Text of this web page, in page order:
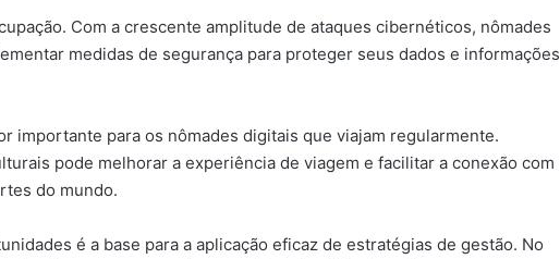
Com a crescente amplitude de ataques cibernéticos, nômades
medidas de segurança para proteger seus dados e informações
importante para os nômades digitais que viajam regularmente.
pode melhorar a experiência de viagem e facilitar a conexão com
do mundo.
é a base para a aplicação eficaz de estratégias de gestão. No